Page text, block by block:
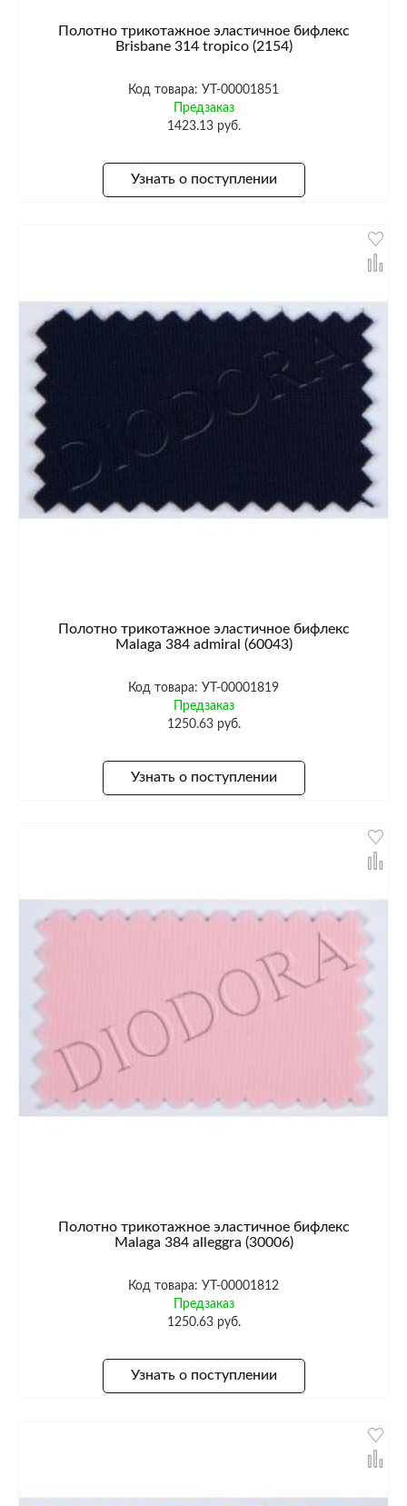
Полотно трикотажное эластичное бифлекс
Brisbane 314 tropico (2154)
Код товара: УТ-00001851
Предзаказ
1423.13 руб.
Узнать о поступлении
Полотно трикотажное эластичное бифлекс
Malaga 384 admiral (60043)
Код товара: УТ-00001819
Предзаказ
1250.63 руб.
Узнать о поступлении
Полотно трикотажное эластичное бифлекс
Malaga 384 alleggra (30006)
Код товара: УТ-00001812
Предзаказ
1250.63 руб.
Узнать о поступлении